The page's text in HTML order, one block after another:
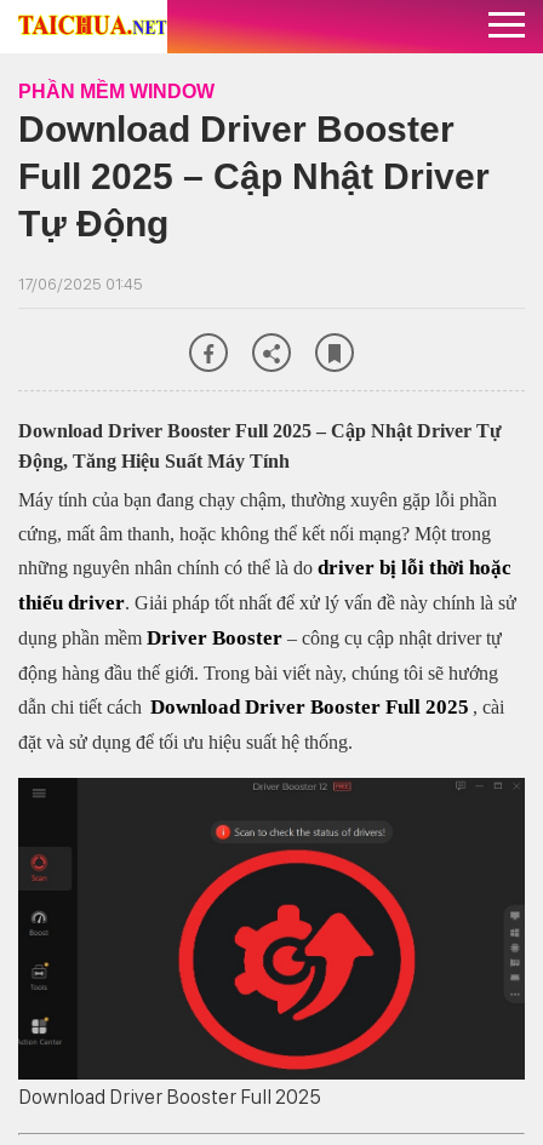
PHẦN MỀM WINDOW
Download Driver Booster
Full 2025 – Cập Nhật Driver
Tự Động
17/06/2025 01:45
Download Driver Booster Full 2025 – Cập Nhật Driver Tự
Động, Tăng Hiệu Suất Máy Tính
Máy tính của bạn đang chạy chậm, thường xuyên gặp lỗi phần
cứng, mất âm thanh, hoặc không thể kết nối mạng? Một trong
những nguyên nhân chính có thể là do driver bị lỗi thời hoặc
thiếu driver. Giải pháp tốt nhất để xử lý vấn đề này chính là sử
dụng phần mềm Driver Booster – công cụ cập nhật driver tự
động hàng đầu thế giới. Trong bài viết này, chúng tôi sẽ hướng
dẫn chi tiết cách Download Driver Booster Full 2025 , cài
đặt và sử dụng để tối ưu hiệu suất hệ thống.
Download Driver Booster Full 2025